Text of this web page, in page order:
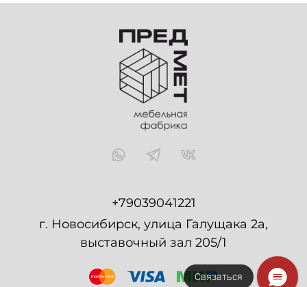
+79039041221
г. Новосибирск, улица Галущака 2а,
выставочный зал 205/1
Связаться